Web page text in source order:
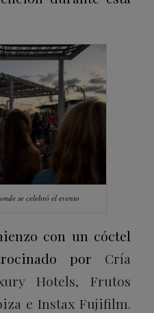
se celebró el evento
con un cóctel
por Cría
Hotels, Frutos
e Instax Fujifilm.